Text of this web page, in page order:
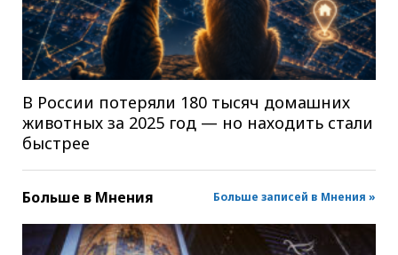
В России потеряли 180 тысяч домашних
животных за 2025 год — но находить стали
быстрее
Больше в Мнения Больше записей в Мнения »